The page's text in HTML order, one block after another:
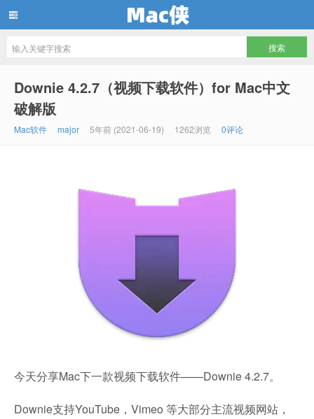
Downie 4.2.7（视频下载软件）for Mac中文
破解版
Mac软件 major 5年前 (2021-06-19) 1262浏览 0评论
今天分享Mac下一款视频下载软件——Downie 4.2.7。
Downie支持YouTube，Vimeo 等大部分主流视频网站，